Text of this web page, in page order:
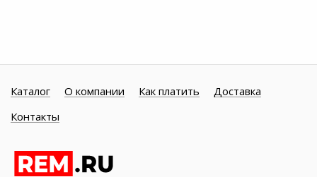
Каталог О компании Как платить
Доставка
Контакты